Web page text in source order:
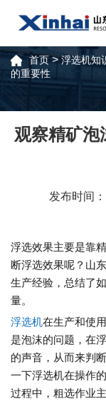
首页>浮选机知
的重要性
观察精矿泡
发布时间
浮选效果主要是靠
断浮选效果呢？山
生产经验，总结了
量。
浮选机在生产和使
是泡沫的问题，在
的声音，从而来判
一下浮选机在操作
过程中，粗选作业